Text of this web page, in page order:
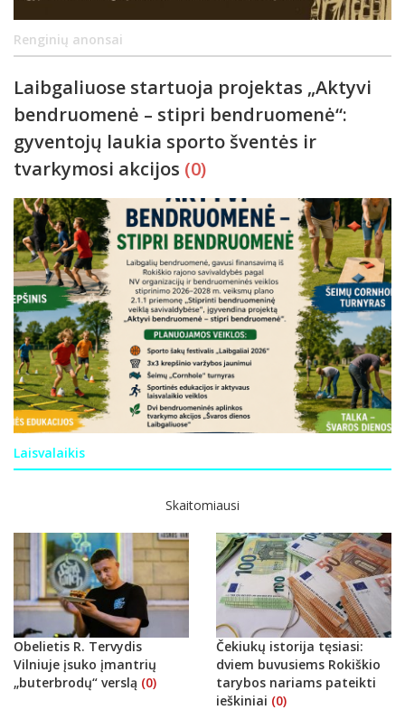
Renginių anonsai
Laibgaliuose startuoja projektas „Aktyvi
bendruomenė – stipri bendruomenė“:
gyventojų laukia sporto šventės ir
tvarkymosi akcijos (0)
Laisvalaikis
Skaitomiausi
Obelietis R. Tervydis
Vilniuje įsuko įmantrių
„buterbrodų“ verslą (0)
Čekiukų istorija tęsiasi:
dviem buvusiems Rokiškio
tarybos nariams pateikti
ieškiniai (0)